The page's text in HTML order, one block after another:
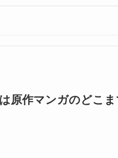
原作マンガのどこま